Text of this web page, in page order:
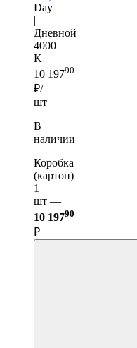
Day
|
Дневной
4000
K
10 19790
₽/
шт
В
наличии
Коробка
(картон)
1
шт —
10 19790
₽